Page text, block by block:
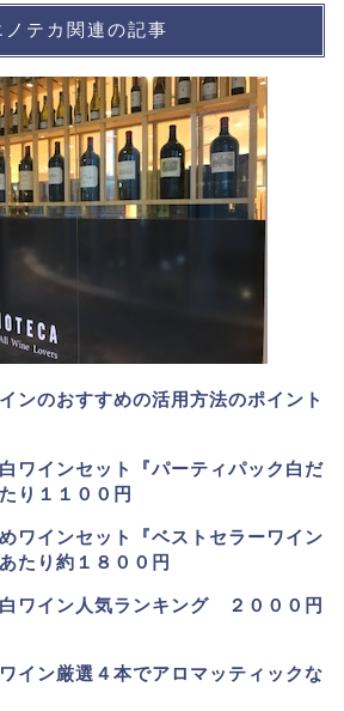
ノテカ関連の記事
ンのおすすめの活用方法のポイント
ワインセット『パーティパック白だ
り１１００円
ワインセット『ベストセラーワイン
たり約１８００円
ワイン人気ランキング ２０００円
イン厳選４本でアロマッティックな